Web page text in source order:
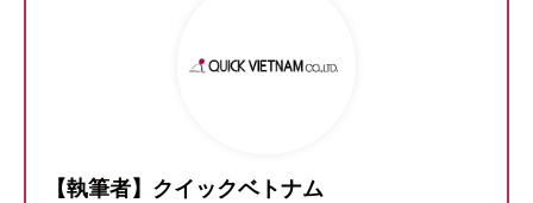
【執筆者】クイックベトナム